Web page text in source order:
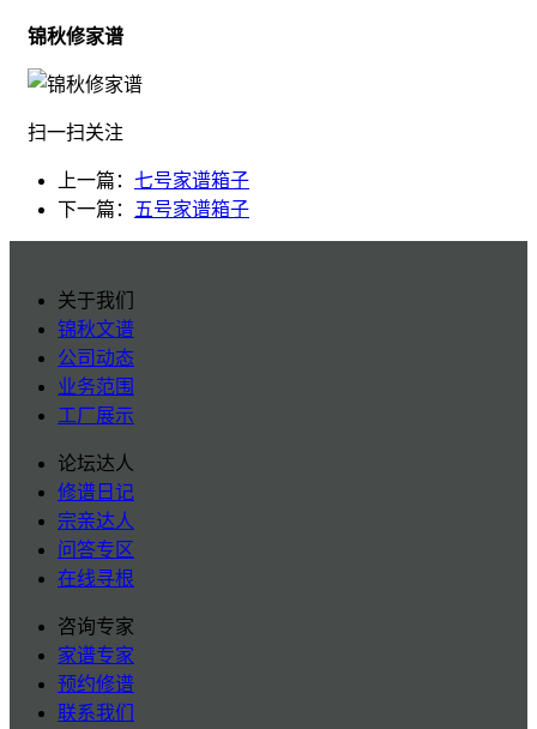
锦秋修家谱
扫一扫关注
上一篇： 七号家谱箱子
下一篇：
五号家谱箱子
关于我们
锦秋文谱
公司动态
业务范围
工厂展示
论坛达人
修谱日记
宗亲达人
问答专区
在线寻根
咨询专家
家谱专家
预约修谱
联系我们